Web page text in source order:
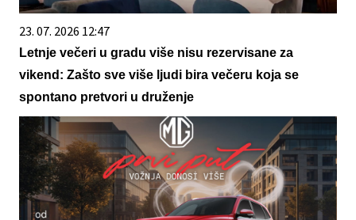
23. 07. 2026 12:47
Letnje večeri u gradu više nisu rezervisane za
vikend: Zašto sve više ljudi bira večeru koja se
spontano pretvori u druženje